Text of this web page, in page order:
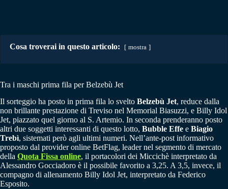
Cosa troverai in questo articolo: mostra
Tra i maschi prima fila per Belzebù Jet
Il sorteggio ha posto in prima fila lo svelto Belzebù Jet, reduce dalla
non brillante prestazione di Treviso nel Memorial Biasuzzi, e Billy Idol
Jet, piazzato quel giorno al S. Artemio. In seconda prenderanno posto
altri due soggetti interessanti di questo lotto, Bubble Effe e Biagio
Trebì, sistemati però agli ultimi numeri. Nell’ante-post informativo
proposto dal provider online BetFlag, leader nel segmento di mercato
della Quota Fissa online, il portacolori dei Miccichè interpretato da
Alessandro Gocciadoro è il possibile favorito a 3,25. A 3,5, invece, il
compagno di allenamento Billy Idol Jet, interpretato da Federico
Esposito.